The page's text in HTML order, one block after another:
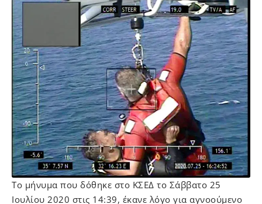
Το μήνυμα που δόθηκε στο ΚΣΕΔ το Σάββατο 25
Ιουλίου 2020 στις 14:39, έκανε λόγο για αγνοούμενο